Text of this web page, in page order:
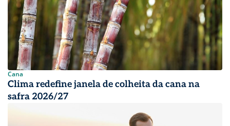
Cana
Clima redefine janela de colheita da cana na
safra 2026/27